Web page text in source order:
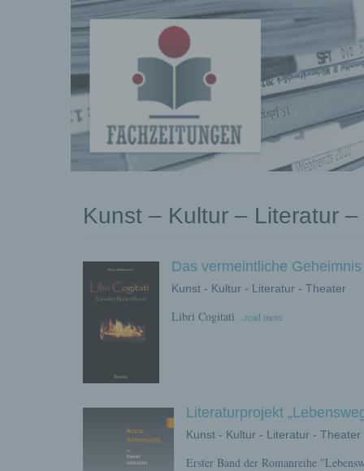
Pressemeldungen
Kunst – Kultur – Literatur
Das vermeintliche
Kunst - Kultur - Literatur - Theater
Libri Cogitati ...read more
Literaturprojekt
Kunst - Kultur - Literatur - Theater
Erster Band der Romanreihe